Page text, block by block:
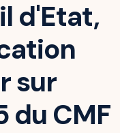
d'Etat,
sur
du CMF